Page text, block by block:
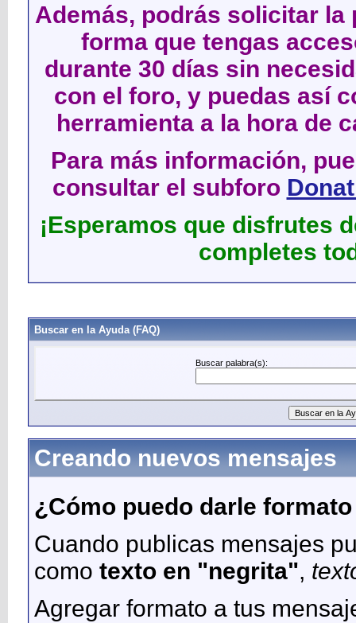
Además, podrás solicitar
forma que tengas
durante 30 días sin
con el foro, y puedas así
herramienta a la hora de
Para más información,
consultar el subforo
¡Esperamos que disfrutes
completes
Buscar en la Ayuda (FAQ)
Buscar palabra(s):
Creando nuevos mensajes
¿Cómo puedo darle
Cuando publicas mensajes
como texto en "negrita",
Agregar formato a tus